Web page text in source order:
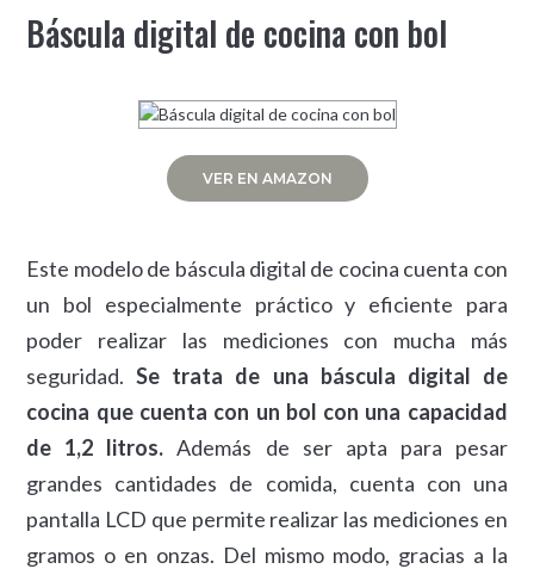
Báscula digital de cocina con bol
VER EN AMAZON
Este modelo de báscula digital de cocina cuenta con
un bol especialmente práctico y eficiente para
poder realizar las mediciones con mucha más
seguridad.Se trata de una báscula digital de
cocina que cuenta con un bol con una capacidad
de 1,2 litros. Además de ser apta para pesar
grandes cantidades de comida, cuenta con una
pantalla LCD que permite realizar las mediciones en
gramos o en onzas. Del mismo modo, gracias a la